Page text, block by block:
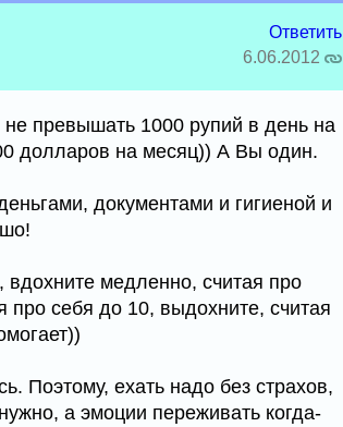
Ответить
6.06.2012
не превышать 1000 рупий в день на
долларов на месяц)) А Вы один.
документами и гигиеной и
вдохните медленно, считая про
про себя до 10, выдохните, считая
Поэтому, ехать надо без страхов,
а эмоции переживать когда-